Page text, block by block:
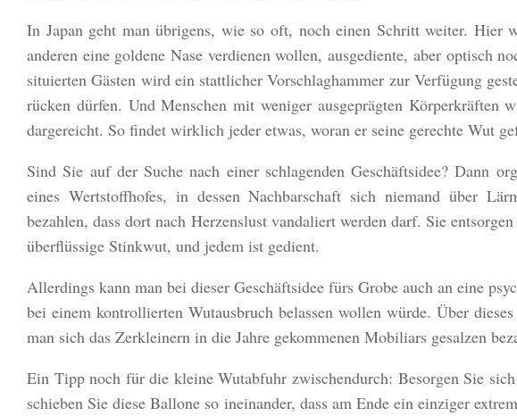
In Japan geht man übrigens, wie so oft, noch einen Schritt weiter. Hier
anderen eine goldene Nase verdienen wollen, ausgediente, aber optisch
situierten Gästen wird ein stattlicher Vorschlaghammer zur Verfügung
rücken dürfen. Und Menschen mit weniger ausgeprägten Körperkräften
dargereicht. So findet wirklich jeder etwas, woran er seine gerechte Wut
Sind Sie auf der Suche nach einer schlagenden Geschäftsidee? Dann
eines Wertstoffhofes, in dessen Nachbarschaft sich niemand über
bezahlen, dass dort nach Herzenslust vandaliert werden darf. Sie
überflüssige Stinkwut, und jedem ist gedient.
Allerdings kann man bei dieser Geschäftsidee fürs Grobe auch an eine
bei einem kontrollierten Wutausbruch belassen wollen würde. Über
man sich das Zerkleinern in die Jahre gekommenen Mobiliars gesalzen
Ein Tipp noch für die kleine Wutabfuhr zwischendurch: Besorgen Sie
schieben Sie diese Ballone so ineinander, dass am Ende ein einziger